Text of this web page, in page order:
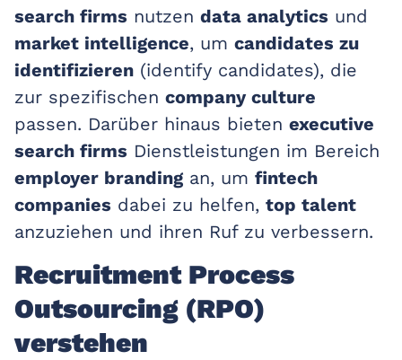
search firms nutzen data analytics und
market intelligence, um candidates zu
identifizieren (identify candidates), die
zur spezifischen company culture
passen. Darüber hinaus bieten executive
search firms Dienstleistungen im Bereich
employer branding an, um fintech
companies dabei zu helfen, top talent
anzuziehen und ihren Ruf zu verbessern.
Recruitment Process
Outsourcing (RPO)
verstehen